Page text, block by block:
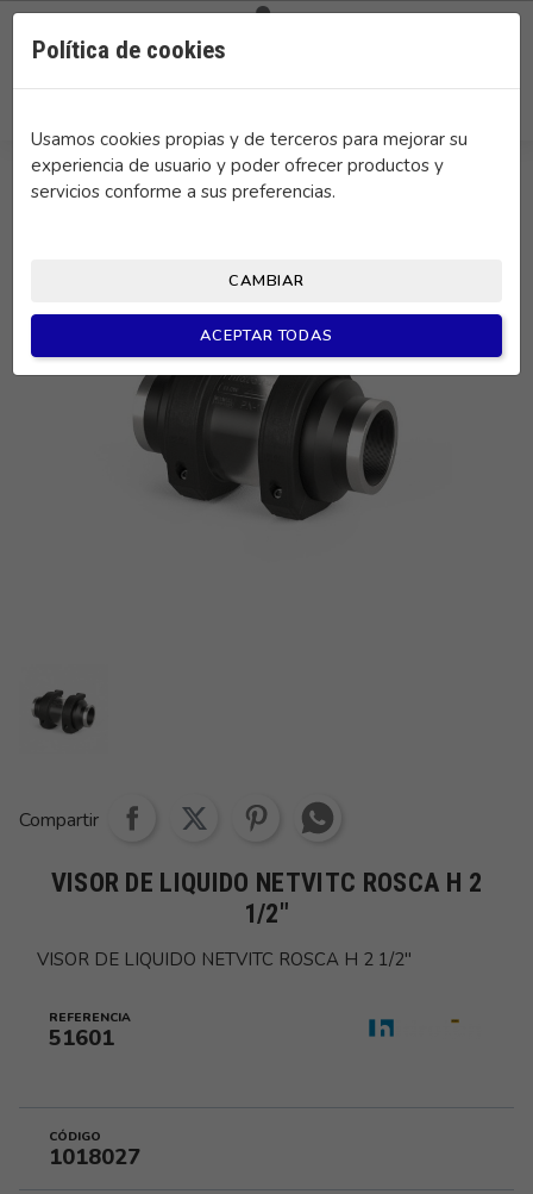
Política de cookies
Usamos cookies propias y de terceros para mejorar su
experiencia de usuario y poder ofrecer productos y
servicios conforme a sus preferencias.
CAMBIAR
ACEPTAR TODAS
Compartir
VISOR DE LIQUIDO NETVITC ROSCA H 2
1/2"
VISOR DE LIQUIDO NETVITC ROSCA H 2 1/2"
REFERENCIA
51601
CÓDIGO
1018027